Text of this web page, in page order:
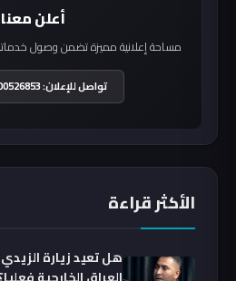
أعلن معنا
مساحة إعلانية مميزة تضمن وصول خدماتك
تواصل للإعلان: 009647700526853
الأكثر قراءة
هل تعيد زيارة